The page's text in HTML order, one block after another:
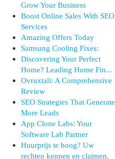
Grow Your Business
Boost Online Sales With SEO
Services
Amazing Offers Today
Samsung Cooling Fixes:
Discovering Your Perfect
Home? Leading Home Fin...
Ovruxtali: A Comprehensive
Review
SEO Strategies That Generate
More Leads
App Clone Labs: Your
Software Lab Partner
Huurprijs te hoog? Uw
rechten kennen en claimen.